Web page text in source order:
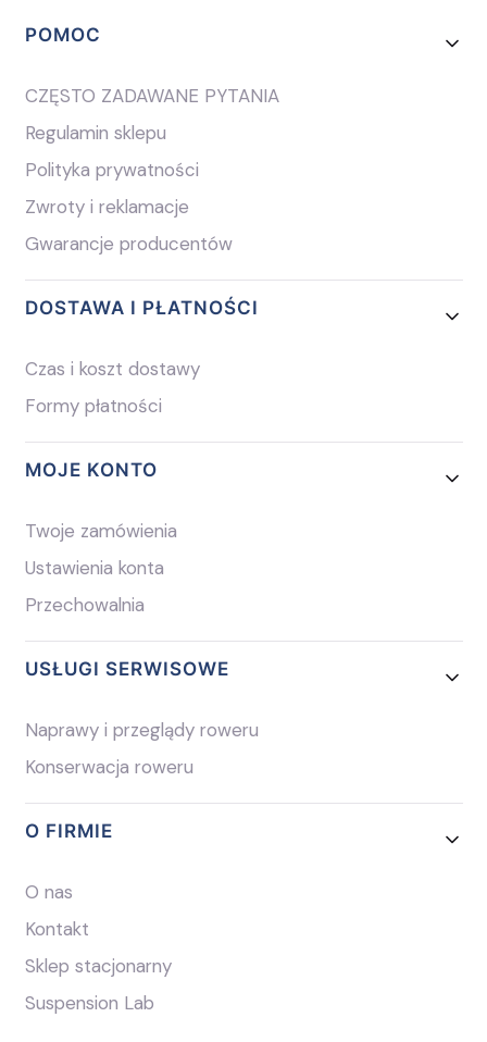
Linki w stopce
POMOC
CZĘSTO ZADAWANE PYTANIA
Regulamin sklepu
Polityka prywatności
Zwroty i reklamacje
Gwarancje producentów
DOSTAWA I PŁATNOŚCI
Czas i koszt dostawy
Formy płatności
MOJE KONTO
Twoje zamówienia
Ustawienia konta
Przechowalnia
USŁUGI SERWISOWE
Naprawy i przeglądy roweru
Konserwacja roweru
O FIRMIE
O nas
Kontakt
Sklep stacjonarny
Suspension Lab